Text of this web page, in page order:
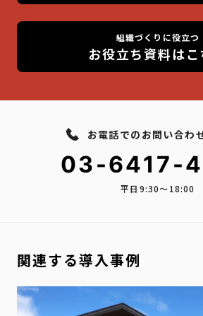
組織づくりに役立つ
お役立ち資料はこ
お電話でのお問い合わ
03-6417-
平日9:30〜18:00
関連する導入事例